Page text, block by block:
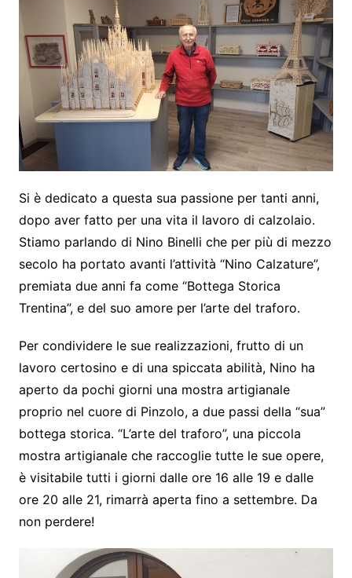
Si è dedicato a questa sua passione per tanti anni,
dopo aver fatto per una vita il lavoro di calzolaio.
Stiamo parlando di Nino Binelli che per più di mezzo
secolo ha portato avanti l’attività “Nino Calzature”,
premiata due anni fa come “Bottega Storica
Trentina”, e del suo amore per l’arte del traforo.
Per condividere le sue realizzazioni, frutto di un
lavoro certosino e di una spiccata abilità, Nino ha
aperto da pochi giorni una mostra artigianale
proprio nel cuore di Pinzolo, a due passi della “sua”
bottega storica. “L’arte del traforo”, una piccola
mostra artigianale che raccoglie tutte le sue opere,
è visitabile tutti i giorni dalle ore 16 alle 19 e dalle
ore 20 alle 21, rimarrà aperta fino a settembre. Da
non perdere!